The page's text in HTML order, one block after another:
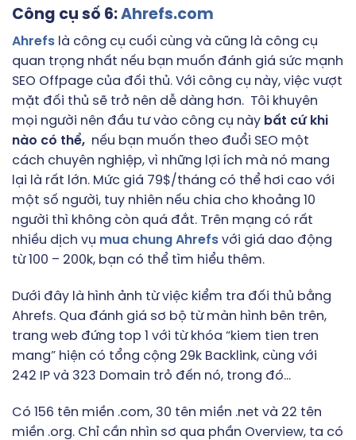
Công cụ số 6: Ahrefs.com
Ahrefs là công cụ cuối cùng và cũng là công cụ
quan trọng nhất nếu bạn muốn đánh giá sức mạnh
SEO Offpage của đối thủ. Với công cụ này, việc vượt
mặt đối thủ sẽ trở nên dễ dàng hơn. Tôi khuyên
mọi người nên đầu tư vào công cụ này bất cứ khi
nào có thể, nếu bạn muốn theo đuổi SEO một
cách chuyên nghiệp, vì những lợi ích mà nó mang
lại là rất lớn. Mức giá 79$/tháng có thể hơi cao với
một số người, tuy nhiên nếu chia cho khoảng 10
người thì không còn quá đắt. Trên mạng có rất
nhiều dịch vụ mua chung Ahrefs với giá dao động
từ 100 – 200k, bạn có thể tìm hiểu thêm.
Dưới đây là hình ảnh từ việc kiểm tra đối thủ bằng
Ahrefs. Qua đánh giá sơ bộ từ màn hình bên trên,
trang web đứng top 1 với từ khóa “kiem tien tren
mang” hiện có tổng cộng 29k Backlink, cùng với
242 IP và 323 Domain trỏ đến nó, trong đó…
Có 156 tên miền .com, 30 tên miền .net và 22 tên
miền .org. Chỉ cần nhìn sơ qua phần Overview, ta có